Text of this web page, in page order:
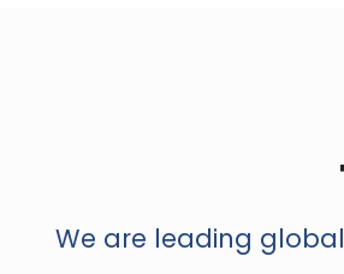
We are leading